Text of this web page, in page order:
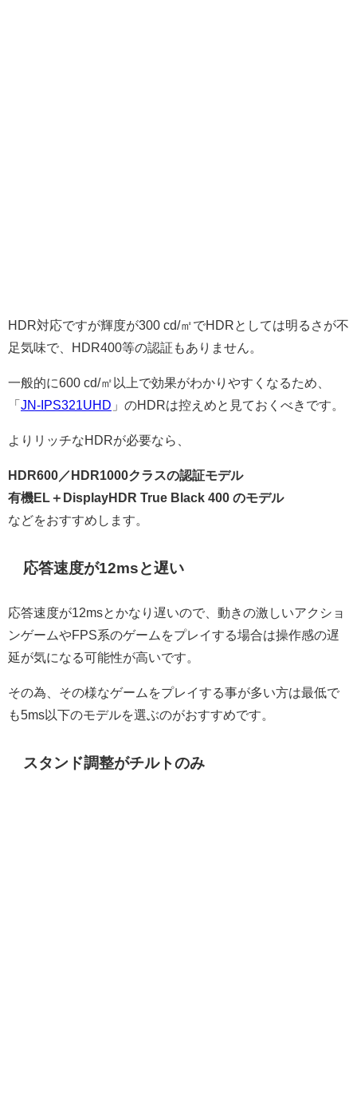
HDR対応ですが輝度が300 cd/㎡でHDRとしては明るさが不
足気味で、HDR400等の認証もありません。
一般的に600 cd/㎡以上で効果がわかりやすくなるため、
「 JN-IPS321UHD 」のHDRは控えめと見ておくべきです。
よりリッチなHDRが必要なら、
HDR600／HDR1000クラスの認証モデル
有機EL＋DisplayHDR True Black 400 のモデル
などをおすすめします。
応答速度が12msと遅い
応答速度が12msとかなり遅いので、動きの激しいアクショ
ンゲームやFPS系のゲームをプレイする場合は操作感の遅
延が気になる可能性が高いです。
その為、その様なゲームをプレイする事が多い方は最低で
も5ms以下のモデルを選ぶのがおすすめです。
スタンド調整がチルトのみ